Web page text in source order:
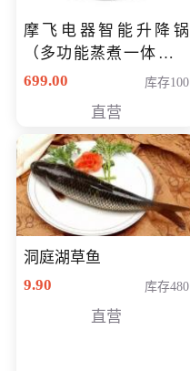
摩飞电器智能升降锅
（多功能蒸煮一体锅）
（智能升降养生锅） 会
699.00 库存100
直营
洞庭湖草鱼
9.90
库存480
直营